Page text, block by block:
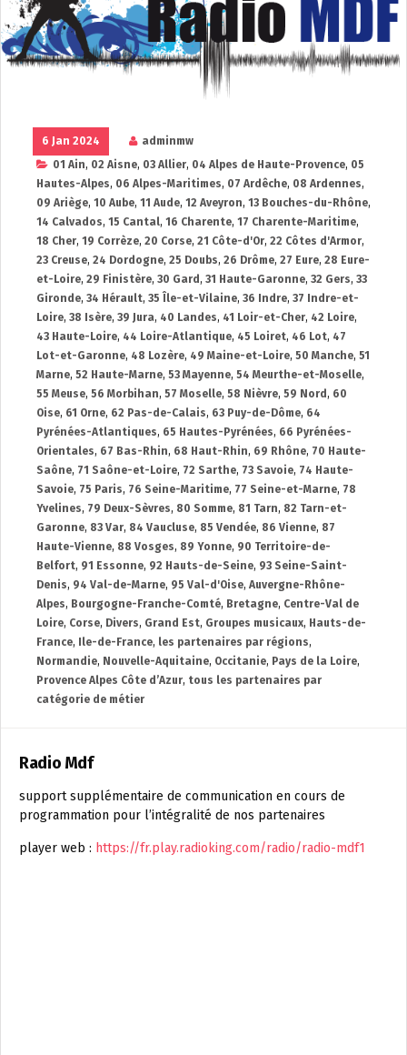
6 Jan 2024
adminmw
01 Ain, 02 Aisne, 03 Allier, 04 Alpes de Haute-Provence, 05
Hautes-Alpes, 06 Alpes-Maritimes, 07 Ardêche, 08 Ardennes,
09 Ariège, 10 Aube, 11 Aude, 12 Aveyron, 13 Bouches-du-Rhône,
14 Calvados, 15 Cantal, 16 Charente, 17 Charente-Maritime,
18 Cher, 19 Corrèze, 20 Corse, 21 Côte-d'Or, 22 Côtes d'Armor,
23 Creuse, 24 Dordogne, 25 Doubs, 26 Drôme, 27 Eure, 28 Eure-
et-Loire, 29 Finistère, 30 Gard , 31 Haute-Garonne, 32 Gers, 33
Gironde, 34 Hérault, 35 Île-et-Vilaine, 36 Indre, 37 Indre-et-
Loire, 38 Isère, 39 Jura, 40 Landes, 41 Loir-et-Cher, 42 Loire,
43 Haute-Loire, 44 Loire-Atlantique, 45 Loiret, 46 Lot, 47
Lot-et-Garonne, 48 Lozère, 49 Maine-et-Loire, 50 Manche, 51
Marne, 52 Haute-Marne, 53 Mayenne, 54 Meurthe-et-Moselle,
55 Meuse, 56 Morbihan, 57 Moselle, 58 Nièvre, 59 Nord , 60
Oise, 61 Orne, 62 Pas-de-Calais, 63 Puy-de-Dôme, 64
Pyrénées-Atlantiques, 65 Hautes-Pyrénées, 66 Pyrénées-
Orientales, 67 Bas-Rhin, 68 Haut-Rhin, 69 Rhône, 70 Haute-
Saône, 71 Saône-et-Loire, 72 Sarthe, 73 Savoie, 74 Haute-
Savoie, 75 Paris, 76 Seine-Maritime, 77 Seine-et-Marne, 78
Yvelines, 79 Deux-Sèvres, 80 Somme, 81 Tarn, 82 Tarn-et-
Garonne, 83 Var, 84 Vaucluse, 85 Vendée, 86 Vienne, 87
Haute-Vienne, 88 Vosges, 89 Yonne, 90 Territoire-de-
Belfort, 91 Essonne, 92 Hauts-de-Seine, 93 Seine-Saint-
Denis, 94 Val-de-Marne, 95 Val-d'Oise, Auvergne-Rhône-
Alpes, Bourgogne-Franche-Comté, Bretagne, Centre-Val de
Loire, Corse, Divers, Grand Est, Groupes musicaux, Hauts-de-
France, Ile-de-France, les partenaires par régions,
Normandie, Nouvelle-Aquitaine, Occitanie, Pays de la Loire,
Provence Alpes Côte d’Azur, tous les partenaires par
catégorie de métier
Radio Mdf
support supplémentaire de communication en cours de
programmation pour l’intégralité de nos partenaires
player web : https://fr.play.radioking.com/radio/radio-mdf1